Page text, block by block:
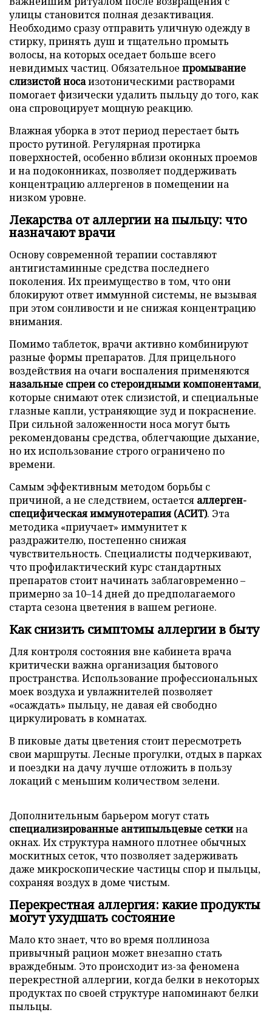
улицы становится полная дезактивация.
Необходимо сразу отправить уличную одежду в
стирку, принять душ и тщательно промыть
волосы, на которых оседает больше всего
невидимых частиц. Обязательное промывание
слизистой носаизотоническими растворами
помогает физически удалить пыльцу до того, как
она спровоцирует мощную реакцию.
Влажная уборка в этот период перестает быть
просто рутиной. Регулярная протирка
поверхностей, особенно вблизи оконных проемов
и на подоконниках, позволяет поддерживать
концентрацию аллергенов в помещении на
низком уровне.
Лекарства от аллергии на пыльцу: что
назначают врачи
Основу современной терапии составляют
антигистаминные средства последнего
поколения. Их преимущество в том, что они
блокируют ответ иммунной системы, не вызывая
при этом сонливости и не снижая концентрацию
внимания.
Помимо таблеток, врачи активно комбинируют
разные формы препаратов. Для прицельного
воздействия на очаги воспаления применяются
назальные спреи со стероидными компонентами,
которые снимают отек слизистой, и специальные
глазные капли, устраняющие зуд и покраснение.
При сильной заложенности носа могут быть
рекомендованы средства, облегчающие дыхание,
но их использование строго ограничено по
времени.
Самым эффективным методом борьбы с
причиной, а не следствием, остается аллерген-
специфическая иммунотерапия (АСИТ). Эта
методика «приучает» иммунитет к
раздражителю, постепенно снижая
чувствительность. Специалисты подчеркивают,
что профилактический курс стандартных
препаратов стоит начинать заблаговременно –
примерно за 10–14 дней до предполагаемого
старта сезона цветения в вашем регионе.
Как снизить симптомы аллергии в быту
Для контроля состояния вне кабинета врача
критически важна организация бытового
пространства. Использование профессиональных
моек воздуха и увлажнителей позволяет
«осаждать» пыльцу, не давая ей свободно
циркулировать в комнатах.
В пиковые даты цветения стоит пересмотреть
свои маршруты. Лесные прогулки, отдых в парках
и поездки на дачу лучше отложить в пользу
локаций с меньшим количеством зелени.
Дополнительным барьером могут стать
специализированные антипыльцевые сеткина
окнах. Их структура намного плотнее обычных
москитных сеток, что позволяет задерживать
даже микроскопические частицы спор и пыльцы,
сохраняя воздух в доме чистым.
Перекрестная аллергия: какие продукты
могут ухудшать состояние
Мало кто знает, что во время поллиноза
привычный рацион может внезапно стать
враждебным. Это происходит из-за феномена
перекрестной аллергии, когда белки в некоторых
продуктах по своей структуре напоминают белки
пыльцы.